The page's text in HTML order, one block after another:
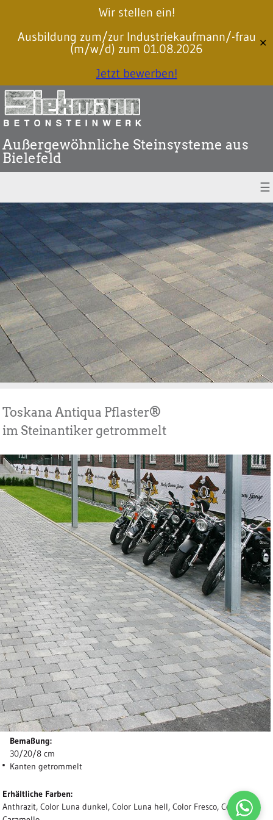
Wir stellen ein!
Ausbildung zum/zur Industriekaufmann/-frau
(m/w/d) zum 01.08.2026
Jetzt bewerben!
✕
Außergewöhnliche Steinsysteme aus
Bielefeld
☰
Toskana Antiqua Pflaster®
im Steinantiker getrommelt
Bemaßung:
30/20/8 cm
Kanten getrommelt
Erhältliche Farben:
Anthrazit, Color Luna dunkel, Color Luna hell, Color Fresco, Color